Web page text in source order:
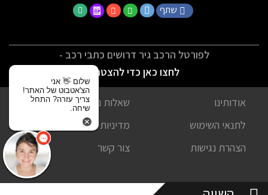
שתף
לפורטל הרכב גיר דרושים כתבי רכב -
לחצו כאן כדי להצטרף
אודותינו
שאלות נפוצות
לתנאי השימוש
מדיניות פרטיות
הצהרת נגישות
צור קשר
שלום 👋 אני
הצ'אטבוט של האתר!
צריך עזרה? התחל
שיחה.